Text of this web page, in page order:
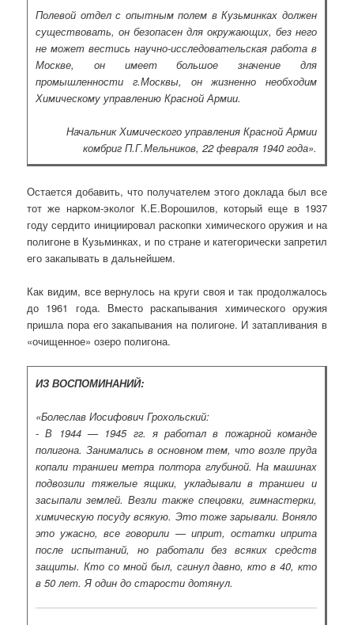
Полевой отдел с опытным полем в Кузьминках должен
существовать, он безопасен для окружающих, без него
не может вестись научно-исследовательская работа в
Москве, он имеет большое значение для
промышленности г.Москвы, он жизненно необходим
Химическому управлению Красной Армии.
Начальник Химического управления Красной Армии
комбриг П.Г.Мельников, 22 февраля 1940 года».
Остается добавить, что получателем этого доклада был все
тот же нарком-эколог К.Е.Ворошилов, который еще в 1937
году сердито инициировал раскопки химического оружия и на
полигоне в Кузьминках, и по стране и категорически запретил
его закапывать в дальнейшем.
Как видим, все вернулось на круги своя и так продолжалось
до 1961 года. Вместо раскапывания химического оружия
пришла пора его закапывания на полигоне. И затапливания в
«очищенное» озеро полигона.
ИЗ ВОСПОМИНАНИЙ:
«Болеслав Иосифович Грохольский:
- В 1944 — 1945 гг. я работал в пожарной команде
полигона. Занимались в основном тем, что возле пруда
копали траншеи метра полтора глубиной. На машинах
подвозили тяжелые ящики, укладывали в траншеи и
засыпали землей. Везли также спецовки, гимнастерки,
химическую посуду всякую. Это тоже зарывали. Воняло
это ужасно, все говорили — иприт, остатки иприта
после испытаний, но работали без всяких средств
защиты. Кто со мной был, сгинул давно, кто в 40, кто
в 50 лет. Я один до старости дотянул.